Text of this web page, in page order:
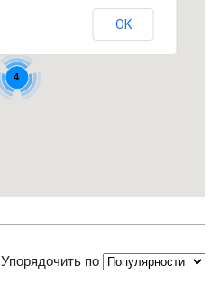
4
OK
Упорядочить по